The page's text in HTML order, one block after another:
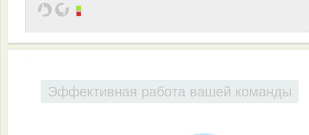
Эффективная работа вашей команды